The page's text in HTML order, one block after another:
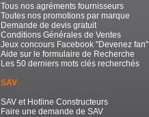
Tous nos agréments fournisseurs
Toutes nos promotions par marque
Demande de devis gratuit
Conditions Générales de Ventes
Jeux concours Facebook "Devenez fan"
Aide sur le formulaire de Recherche
Les 50 derniers mots clés recherchés
SAV
SAV et Hotline Constructeurs
Faire une demande de SAV